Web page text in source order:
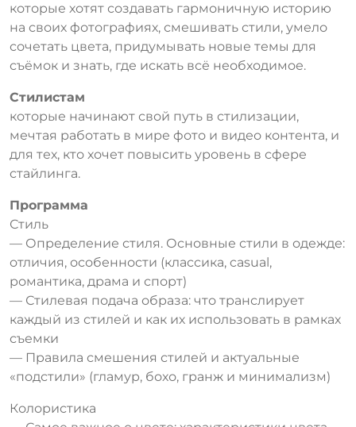
которые хотят создавать гармоничную историю
на своих фотографиях, смешивать стили, умело
сочетать цвета, придумывать новые темы для
съёмок и знать, где искать всё необходимое.
Стилистам
которые начинают свой путь в стилизации,
мечтая работать в мире фото и видео контента, и
для тех, кто хочет повысить уровень в сфере
стайлинга.
Программа
Стиль
— Определение стиля. Основные стили в одежде:
отличия, особенности (классика, casual,
романтика, драма и спорт)
— Стилевая подача образа: что транслирует
каждый из стилей и как их использовать в рамках
съемки
— Правила смешения стилей и актуальные
«подстили» (гламур, бохо, гранж и минимализм)
Колористика